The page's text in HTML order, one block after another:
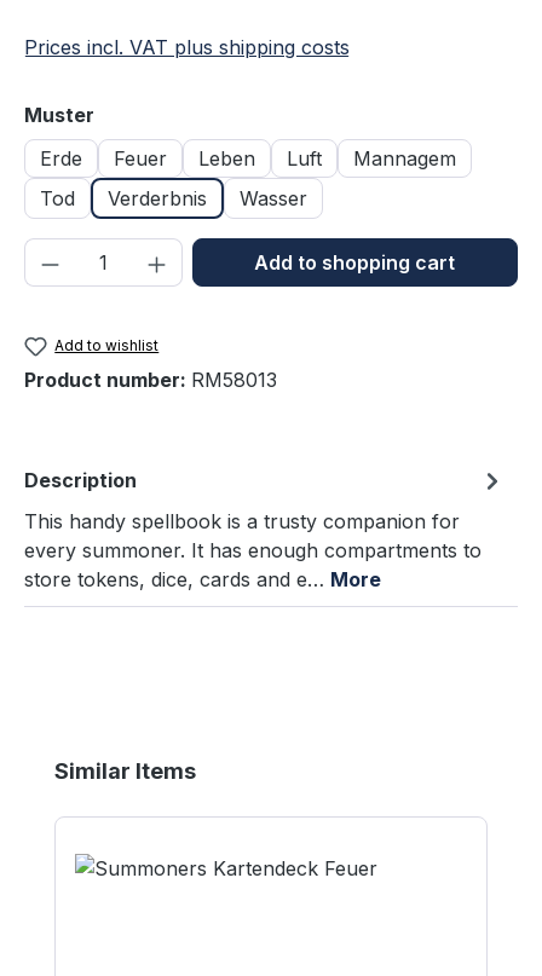
Prices incl. VAT plus shipping costs
Select
Muster
Erde
Feuer Leben Luft
Mannagem
Tod
Verderbnis Wasser
Product Quantity: Enter the desired
Add to shopping cart
Add to wishlist
Product number: RM58013
Description
This handy spellbook is a trusty companion for
every summoner. It has enough compartments to
store tokens, dice, cards and e… More
Skip product gallery
Similar Items